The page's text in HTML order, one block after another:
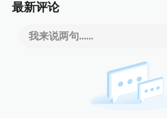
最新评论
我来说两句......